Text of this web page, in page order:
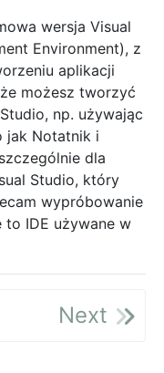
wersja Visual
Environment), z
aplikacji
możesz tworzyć
np. używając
jak Notatnik i
dla
Studio, który
wypróbowanie
to IDE używane w
Next